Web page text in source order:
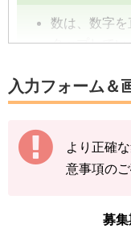
数は、数字
タップして
数字は、前回
（累計数）
途中結果が3
その後の結
下記の情報
入力フォーム＆
より正確
意事項の
募集